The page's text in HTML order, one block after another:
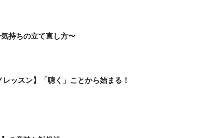
持ちの立て直し方〜
レッスン】「聴く」ことから始まる！